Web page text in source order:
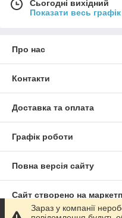
Сьогодні вихідний
Показати весь
Про нас
Контакти
Доставка та оплата
Графік роботи
Повна версія сайту
Сайт створено на
Зараз у компанії